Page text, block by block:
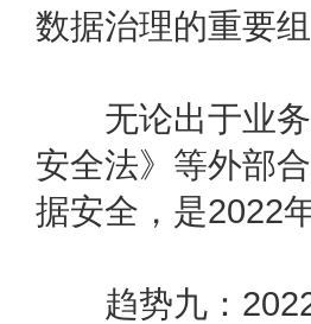
数据治理的重要
无论出于业务
安全法》等外部
据安全，是2022
趋势九：2022